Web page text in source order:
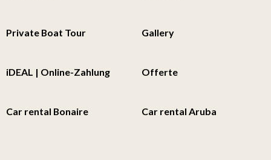
Private Boat Tour Gallery
iDEAL | Online-Zahlung Offerte
Car rental Bonaire Car rental Aruba